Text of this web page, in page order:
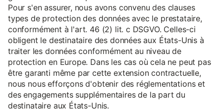
Pour s'en assurer, nous avons convenu des clauses
types de protection des données avec le prestataire,
conformément à l'art. 46 (2) lit. c DSGVO. Celles-ci
obligent le destinataire des données aux États-Unis à
traiter les données conformément au niveau de
protection en Europe. Dans les cas où cela ne peut pas
être garanti même par cette extension contractuelle,
nous nous efforçons d'obtenir des réglementations et
des engagements supplémentaires de la part du
destinataire aux États-Unis.